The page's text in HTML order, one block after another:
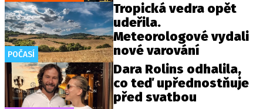
POČASÍ
Tropická vedra opět
udeřila.
Meteorologové vydali
nové varování
Dara Rolins odhalila,
co teď upřednostňuje
před svatbou